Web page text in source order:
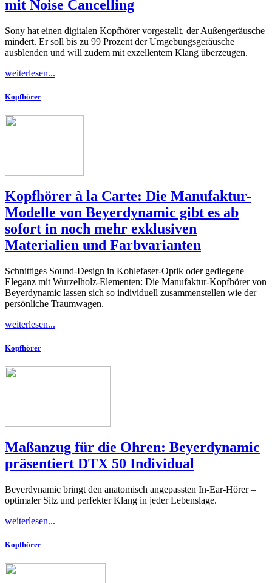
mit Noise Cancelling
Sony hat einen digitalen Kopfhörer vorgestellt, der Außengeräusche
mindert. Er soll bis zu 99 Prozent der Umgebungsgeräusche
ausblenden und will zudem mit exzellentem Klang überzeugen.
weiterlesen...
Kopfhörer
Kopfhörer à la Carte: Die Manufaktur-
Modelle von Beyerdynamic gibt es ab
sofort in noch mehr exklusiven
Materialien und Farbvarianten
Schnittiges Sound-Design in Kohlefaser-Optik oder gediegene
Eleganz mit Wurzelholz-Elementen: Die Manufaktur-Kopfhörer von
Beyerdynamic lassen sich so individuell zusammenstellen wie der
persönliche Traumwagen.
weiterlesen...
Kopfhörer
Maßanzug für die Ohren: Beyerdynamic
präsentiert DTX 50 Individual
Beyerdynamic bringt den anatomisch angepassten In-Ear-Hörer –
optimaler Sitz und perfekter Klang in jeder Lebenslage.
weiterlesen...
Kopfhörer